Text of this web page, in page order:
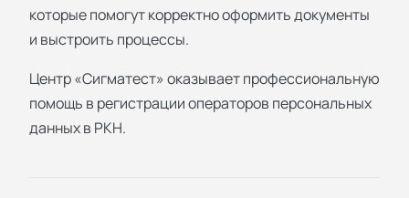
которые помогут корректно оформить документы
и выстроить процессы.
Центр «Сигматест» оказывает профессиональную
помощь в регистрации операторов персональных
данных в РКН.